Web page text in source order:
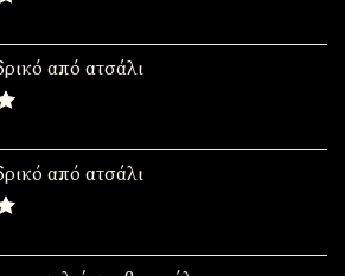
από ατσάλι
από ατσάλι